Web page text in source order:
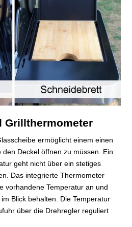
Grillthermometer
ermöglicht einem einen
Deckel öffnen zu müssen. Ein
geht nicht über ein stetiges
Das integrierte Thermometer
vorhandene Temperatur an und
Blick behalten. Die Temperatur
über die Drehregler reguliert